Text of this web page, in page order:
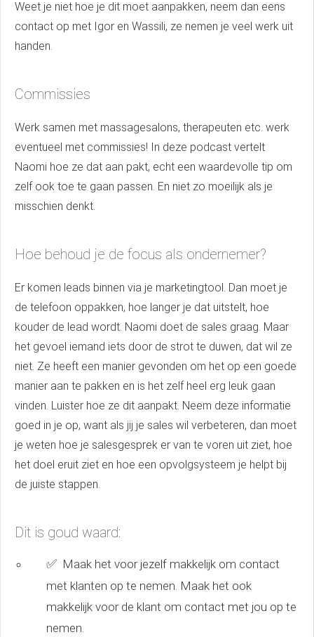
Weet je niet hoe je dit moet aanpakken, neem dan eens
contact op met Igor en Wassili, ze nemen je veel werk uit
handen.
Commissies
Werk samen met massagesalons, therapeuten etc. werk
eventueel met commissies! In deze podcast vertelt
Naomi hoe ze dat aan pakt, echt een waardevolle tip om
zelf ook toe te gaan passen. En niet zo moeilijk als je
misschien denkt.
Hoe behoud je de focus als ondernemer?
Er komen leads binnen via je marketingtool. Dan moet je
de telefoon oppakken, hoe langer je dat uitstelt, hoe
kouder de lead wordt. Naomi doet de sales graag. Maar
het gevoel iemand iets door de strot te duwen, dat wil ze
niet. Ze heeft een manier gevonden om het op een goede
manier aan te pakken en is het zelf heel erg leuk gaan
vinden. Luister hoe ze dit aanpakt. Neem deze informatie
goed in je op, want als jij je sales wil verbeteren, dan moet
je weten hoe je salesgesprek er van te voren uit ziet, hoe
het doel eruit ziet en hoe een opvolgsysteem je helpt bij
de juiste stappen.
Dit is goud waard:
✅ Maak het voor jezelf makkelijk om contact
met klanten op te nemen. Maak het ook
makkelijk voor de klant om contact met jou op te
nemen.